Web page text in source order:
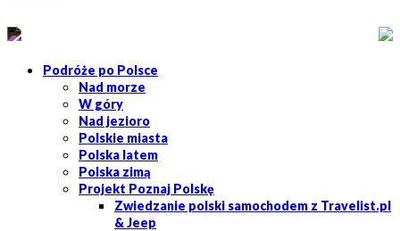
Podróże po Polsce
Nad morze
W góry
Nad jezioro
Polskie miasta
Polska latem
Polska zimą
Projekt Poznaj Polskę
Zwiedzanie polski samochodem z Travelist.pl
& Jeep